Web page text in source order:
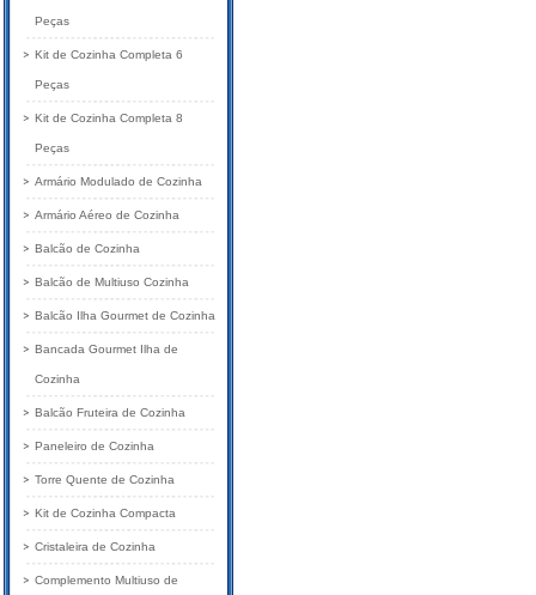
Peças
Kit de Cozinha Completa 6
Peças
Kit de Cozinha Completa 8
Peças
Armário Modulado de Cozinha
Armário Aéreo de Cozinha
Balcão de Cozinha
Balcão de Multiuso Cozinha
Balcão Ilha Gourmet de Cozinha
Bancada Gourmet Ilha de
Cozinha
Balcão Fruteira de Cozinha
Paneleiro de Cozinha
Torre Quente de Cozinha
Kit de Cozinha Compacta
Cristaleira de Cozinha
Complemento Multiuso de